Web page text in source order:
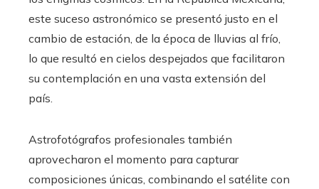
este suceso astronómico se presentó justo en el
cambio de estación, de la época de lluvias al frío,
lo que resultó en cielos despejados que facilitaron
su contemplación en una vasta extensión del
país.
Astrofotógrafos profesionales también
aprovecharon el momento para capturar
composiciones únicas, combinando el satélite con